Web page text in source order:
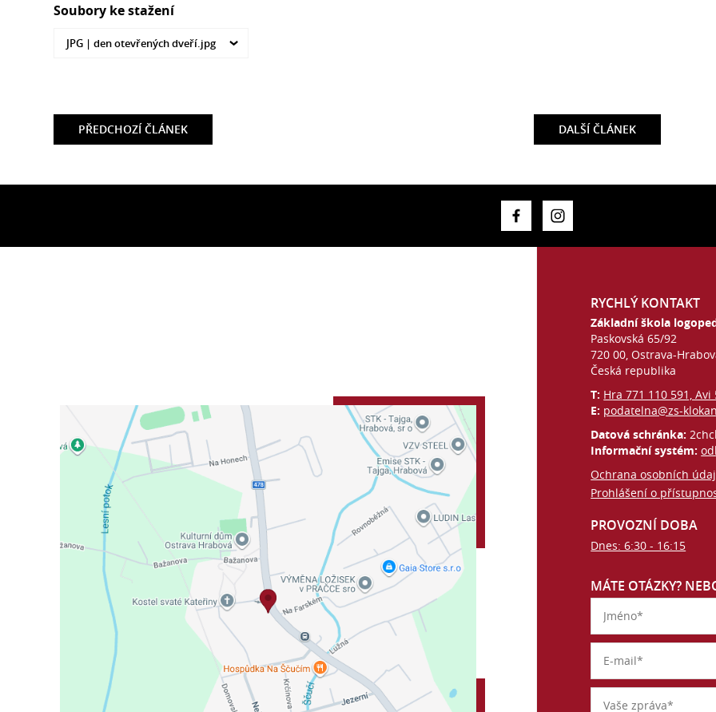
Soubory ke stažení
JPG |den otevřených dveří.jpg
DALŠÍČLÁNEK
PŘEDCHOZÍČLÁNEK
RYCHLÝ KONTAKT
Základní škola
Paskovská 65/92
720 00, Ostrava-
Česká republika
T: Hra 771 110 591,
E: podatelna@zs-
Datová schránka:
Informační systém:
Ochrana osobních
Prohlášení o
PROVOZNÍ DOBA
Dnes: 6:30 - 16:15
MÁTE OTÁZKY?